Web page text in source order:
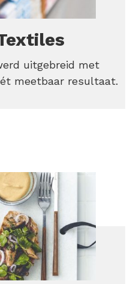
uitgebreid met
meetbaar resultaat.